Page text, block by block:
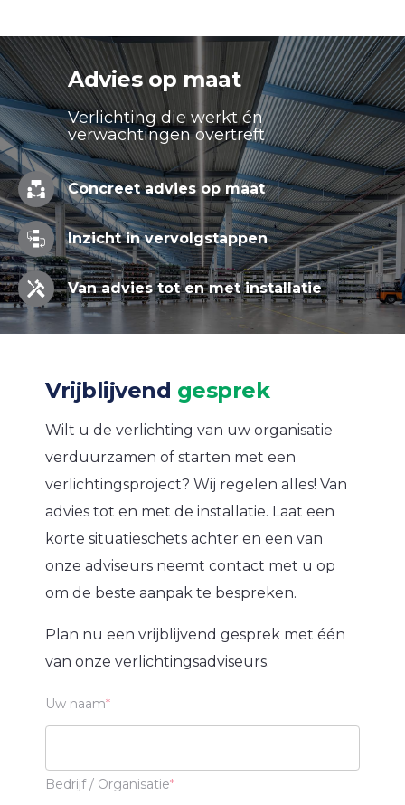
Advies op maat
Verlichting die werkt én
verwachtingen overtreft
Concreet advies op maat
Inzicht in vervolgstappen
Van advies tot en met installatie
Vrijblijvend gesprek
Wilt u de verlichting van uw organisatie
verduurzamen of starten met een
verlichtingsproject? Wij regelen alles! Van
advies tot en met de installatie. Laat een
korte situatieschets achter en een van
onze adviseurs neemt contact met u op
om de beste aanpak te bespreken.
Plan nu een vrijblijvend gesprek met één
van onze verlichtingsadviseurs.
Uw naam
Bedrijf / Organisatie